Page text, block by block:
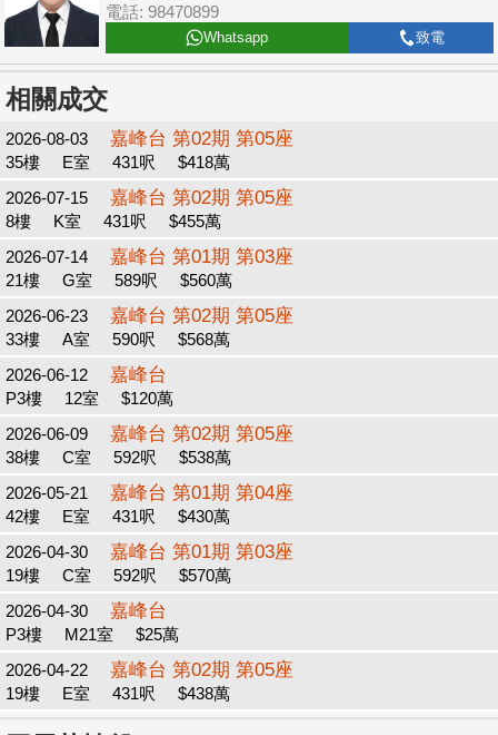
電話: 98470899
Whatsapp 致電
相關成交
2026-08-03 嘉峰台 第02期 第05座
35樓 E室 431呎
$418萬
2026-07-15
嘉峰台 第02期 第05座
8樓 K室 431呎
$455萬
2026-07-14
嘉峰台 第01期 第03座
21樓 G室 589呎
$560萬
2026-06-23
嘉峰台 第02期 第05座
33樓 A室 590呎
$568萬
2026-06-12
嘉峰台
P3樓 12室
$120萬
2026-06-09
嘉峰台 第02期 第05座
38樓 C室 592呎
$538萬
2026-05-21
嘉峰台 第01期 第04座
42樓 E室 431呎
$430萬
2026-04-30
嘉峰台 第01期 第03座
19樓 C室 592呎
$570萬
2026-04-30
嘉峰台
P3樓 M21室
$25萬
2026-04-22
嘉峰台 第02期 第05座
19樓 E室 431呎 $438萬